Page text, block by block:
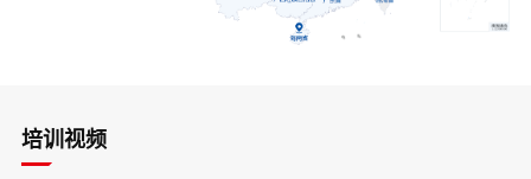
培训视频